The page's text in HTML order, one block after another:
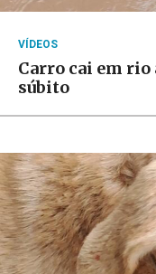
VÍDEOS
Carro cai em
súbito